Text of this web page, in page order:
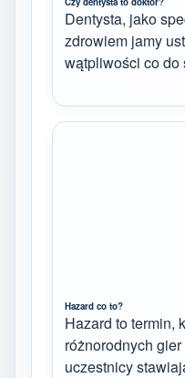
Dentysta, jako
zdrowiem jamy
wątpliwości co
Hazard co to?
Hazard to termin,
różnorodnych
uczestnicy